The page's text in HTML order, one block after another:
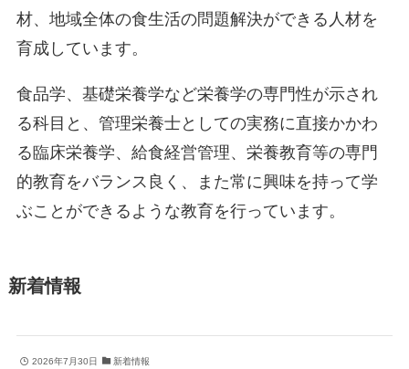
材、地域全体の食生活の問題解決ができる人材を
育成しています。
食品学、基礎栄養学など栄養学の専門性が示され
る科目と、管理栄養士としての実務に直接かかわ
る臨床栄養学、給食経営管理、栄養教育等の専門
的教育をバランス良く、また常に興味を持って学
ぶことができるような教育を行っています。
新着情報
2026年7月30日 新着情報